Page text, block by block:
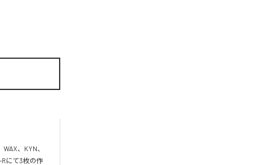
、KYN、
Rにて3枚の作